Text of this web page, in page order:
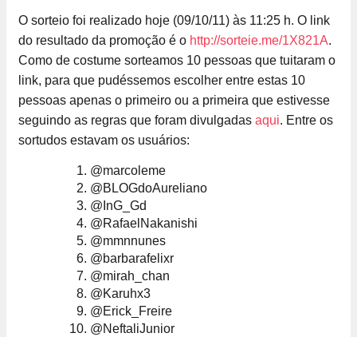
O sorteio foi realizado hoje (09/10/11) às 11:25 h. O link
do resultado da promoção é o http://sorteie.me/1X821A.
Como de costume sorteamos 10 pessoas que tuitaram o
link, para que pudéssemos escolher entre estas 10
pessoas apenas o primeiro ou a primeira que estivesse
seguindo as regras que foram divulgadas aqui. Entre os
sortudos estavam os usuários:
@marcoleme
@BLOGdoAureliano
@InG_Gd
@RafaelNakanishi
@mmnnunes
@barbarafelixr
@mirah_chan
@Karuhx3
@Erick_Freire
@NeftaliJunior